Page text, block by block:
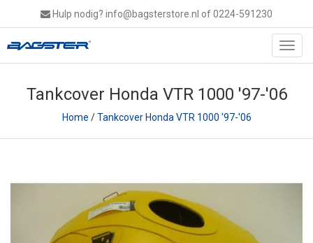
Hulp nodig? info@bagsterstore.nl of 0224-591230
Tankcover Honda VTR 1000 '97-'06
Home /Tankcover Honda VTR 1000 '97-'06